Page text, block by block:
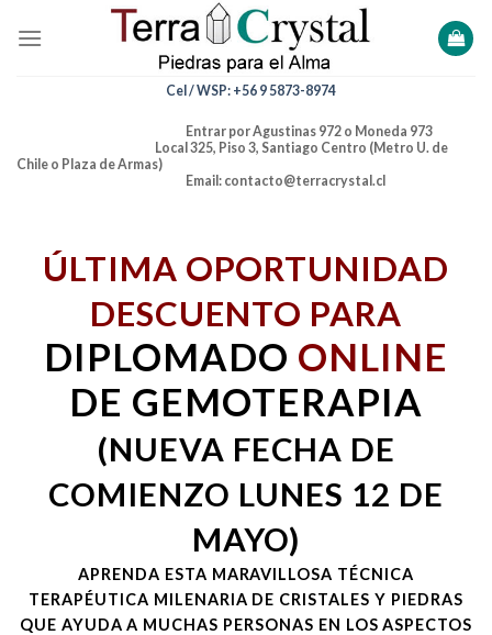
Cel / WSP: +56 9 5873-8974
Entrar por Agustinas 972 o Moneda 973
Local 325, Piso 3, Santiago Centro (Metro U. de
Chile o Plaza de Armas)
Email: contacto@terracrystal.cl
ÚLTIMA OPORTUNIDAD
DESCUENTO PARA
DIPLOMADO ONLINE
DE GEMOTERAPIA
(NUEVA FECHA DE
COMIENZO LUNES 12 DE
MAYO)
APRENDA ESTA MARAVILLOSA TÉCNICA
TERAPÉUTICA MILENARIA DE CRISTALES Y PIEDRAS
QUE AYUDA A MUCHAS PERSONAS EN LOS ASPECTOS